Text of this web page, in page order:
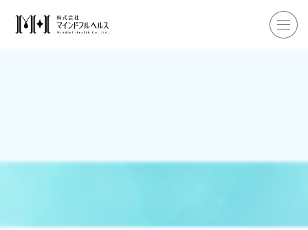
ダイエット